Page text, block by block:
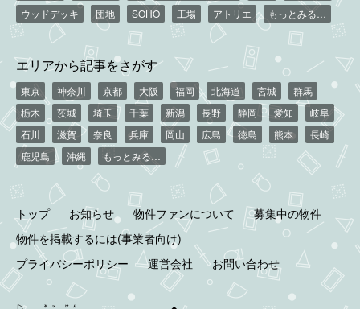
ウッドデッキ
団地 SOHO 工場 アトリエ もっとみる…
エリアから記事をさがす
東京 神奈川 京都 大阪 福岡 北海道 宮城
群馬
栃木
茨城 埼玉 千葉 新潟 長野 静岡 愛知
岐阜
石川
滋賀 奈良 兵庫 岡山 広島 徳島 熊本
長崎
鹿児島
沖縄 もっとみる…
トップ お知らせ 物件ファンについて
募集中の物件
物件を掲載するには(事業者向け)
プライバシーポリシー
運営会社 お問い合わせ